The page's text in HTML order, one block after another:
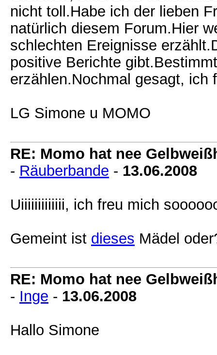
nicht toll.Habe ich der lieben
natürlich diesem Forum.Hier
schlechten Ereignisse
positive Berichte
erzählen.Nochmal gesagt, ich
LG Simone u MOMO
RE: Momo hat nee
- Räuberbande - 13.06.2008
Uiiiiiiiiiiiii, ich freu mich
Gemeint ist dieses Mädel
RE: Momo hat nee
- Inge - 13.06.2008
Hallo Simone